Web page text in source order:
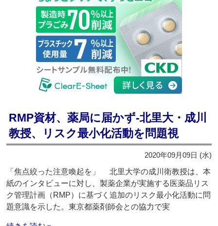
RMP資材、薬局に届かず‐北里大・成川
教授、リスク最小化活動を問題視
2020年09月09日 (水)
「焦点絞った注意喚起を」 北里大学の成川衛教授は、本
紙のインタビューに対し、製薬企業が実施する医薬品リス
ク管理計画（RMP）に基づく追加のリスク最小化活動に問
題意識を示した。東京都薬剤師会との協力で実